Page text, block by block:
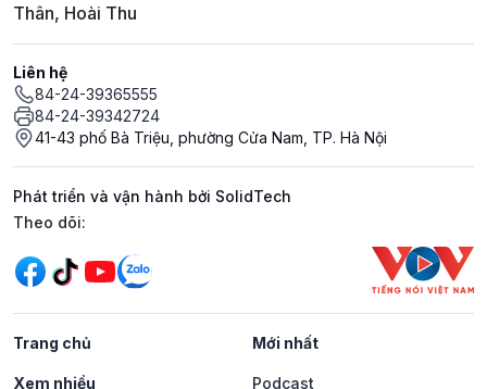
Thân, Hoài Thu
Liên hệ
84-24-39365555
84-24-39342724
41-43 phố Bà Triệu, phường Cửa Nam, TP. Hà Nội
Phát triển và vận hành bởi SolidTech
Mạng xã hội
Theo dõi:
Trang chủ Mới nhất
Xem nhiều Podcast